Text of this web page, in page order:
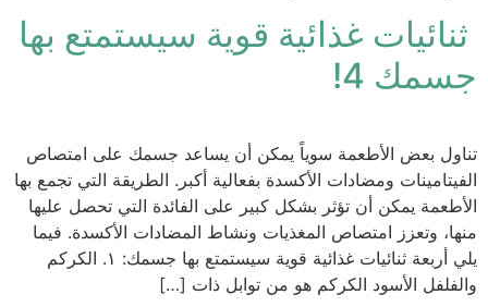
ثنائيات غذائية قوية سيستمتع بها
جسمك 4!
تناول بعض الأطعمة سوياً يمكن أن يساعد جسمك على امتصاص
الفيتامينات ومضادات الأكسدة بفعالية أكبر. الطريقة التي تجمع بها
الأطعمة يمكن أن تؤثر بشكل كبير على الفائدة التي تحصل عليها
منها، وتعزز امتصاص المغذيات ونشاط المضادات الأكسدة. فيما
يلي أربعة ثنائيات غذائية قوية سيستمتع بها جسمك: ١. الكركم
والفلفل الأسود الكركم هو من توابل ذات […]